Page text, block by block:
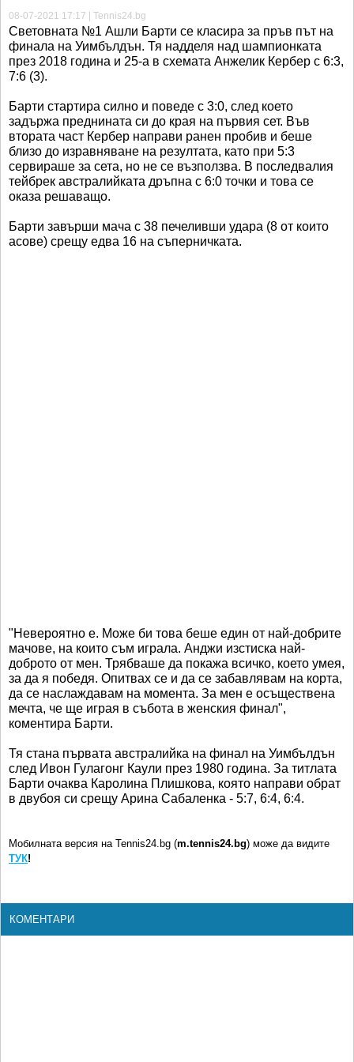
08-07-2021 17:17 | Tennis24.bg
Световната №1 Ашли Барти се класира за пръв път на
финала на Уимбълдън. Тя надделя над шампионката
през 2018 година и 25-а в схемата Анжелик Кербер с 6:3,
7:6 (3).
Барти стартира силно и поведе с 3:0, след което
задържа преднината си до края на първия сет. Във
втората част Кербер направи ранен пробив и беше
близо до изравняване на резултата, като при 5:3
сервираше за сета, но не се възползва. В последвалия
тейбрек австралийката дръпна с 6:0 точки и това се
оказа решаващо.
Барти завърши мача с 38 печеливши удара (8 от които
асове) срещу едва 16 на съперничката.
"Невероятно е. Може би това беше един от най-добрите
мачове, на които съм играла. Анджи изстиска най-
доброто от мен. Трябваше да покажа всичко, което умея,
за да я победя. Опитвах се и да се забавлявам на корта,
да се наслаждавам на момента. За мен е осъществена
мечта, че ще играя в събота в женския финал",
коментира Барти.
Тя стана първата австралийка на финал на Уимбълдън
след Ивон Гулагонг Каули през 1980 година. За титлата
Барти очаква Каролина Плишкова, която направи обрат
в двубоя си срещу Арина Сабаленка - 5:7, 6:4, 6:4.
Мобилната версия на Tennis24.bg (m.tennis24.bg) може да видите
ТУК!
КОМЕНТАРИ